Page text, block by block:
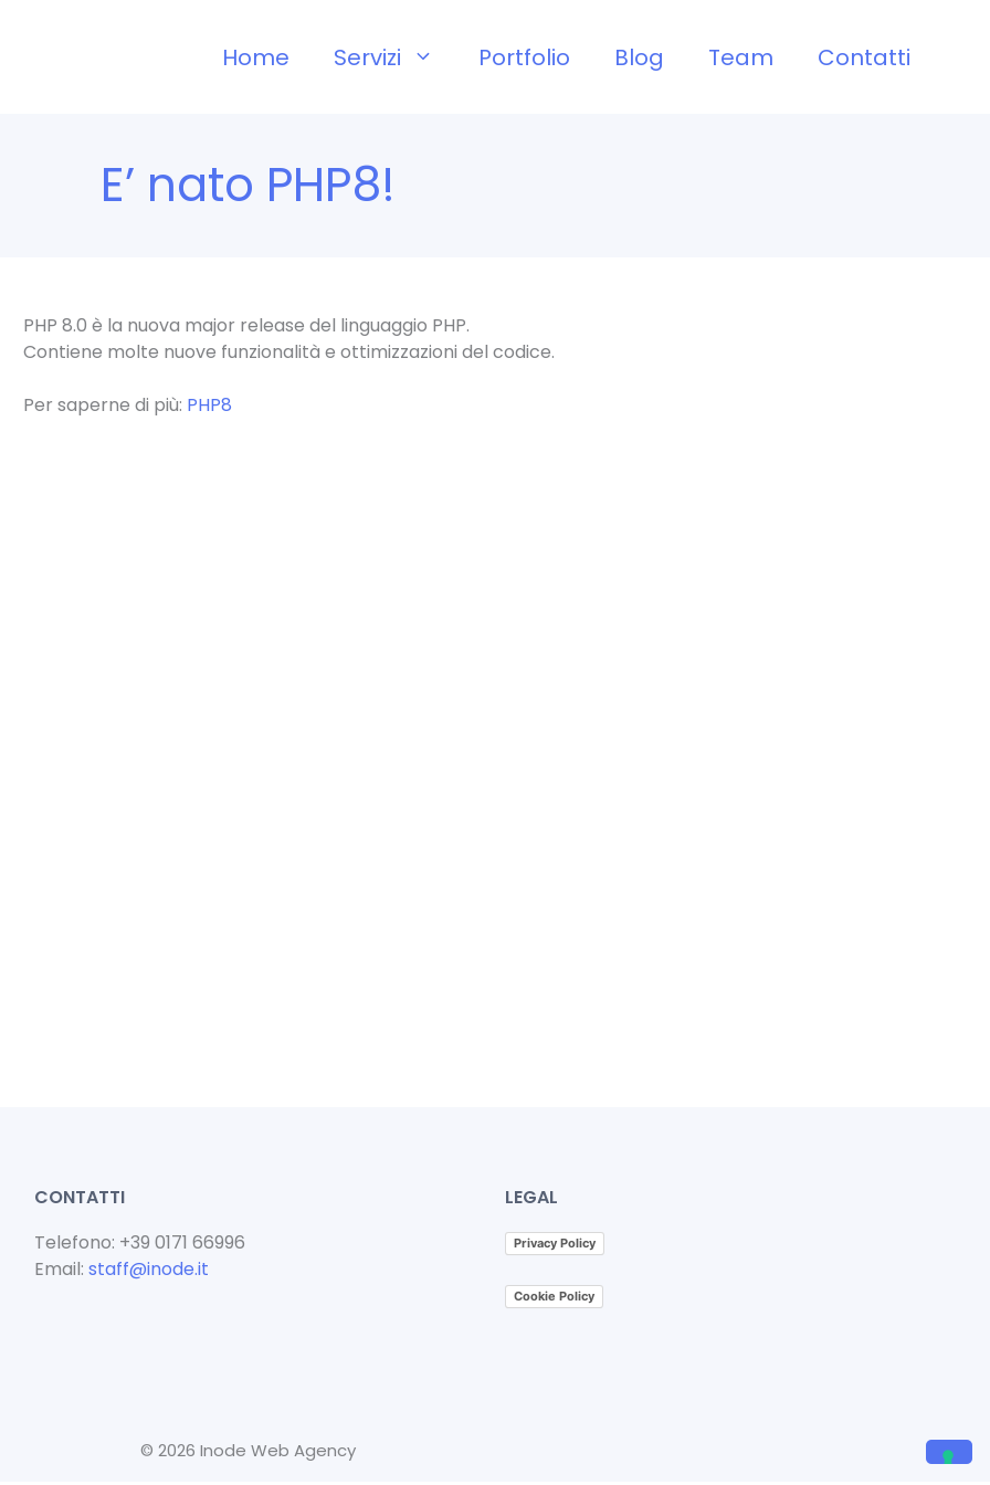
Home Servizi Portfolio Blog Team Contatti
E’ nato PHP8!
PHP 8.0 è la nuova major release del linguaggio PHP.
Contiene molte nuove funzionalità e ottimizzazioni del codice.
Per saperne di più: PHP8
CONTATTI
Telefono: +39 0171 66996
Email: staff@inode.it
LEGAL
Privacy Policy
Cookie Policy
© 2026 Inode Web Agency